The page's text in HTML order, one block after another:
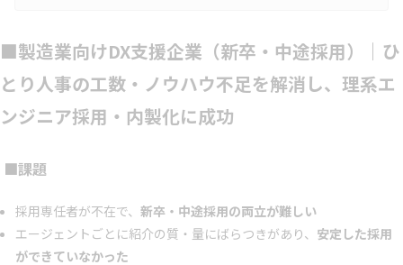
ーゲットを決めるメリットや、実際に決めるための具体的な手順、
注意点などを詳しく解説します。採用ターゲットとは採用ターゲッ
■製造業向けDX支援企業（新卒・中途採用）｜ひ
とり人事の工数・ノウハウ不足を解消し、理系エ
ンジニア採用・内製化に成功
■課題
採用専任者が不在で、 新卒・中途採用の両立が難しい
エージェントごとに紹介の質・量にばらつきがあり、 安定した採用
ができていなかった